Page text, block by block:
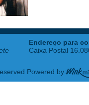
Endereço para
Caixa Postal
Powered by: